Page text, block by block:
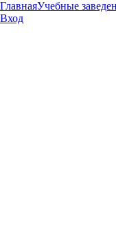
ГлавнаяУчебные
Вход